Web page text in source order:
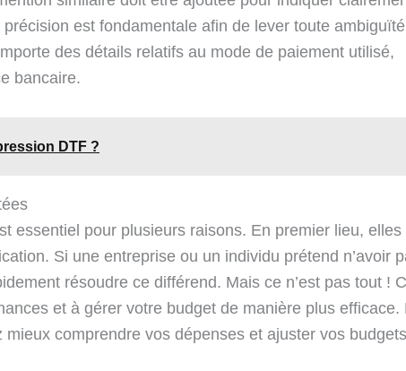
est fondamentale afin de lever toute
des détails relatifs au mode de paiement utilisé,
bancaire.
DTF ?
essentiel pour plusieurs raisons. En premier lieu, elles
Si une entreprise ou un individu prétend n’avoir
résoudre ce différend. Mais ce n’est pas tout !
et à gérer votre budget de manière plus efficace.
comprendre vos dépenses et ajuster vos budgets